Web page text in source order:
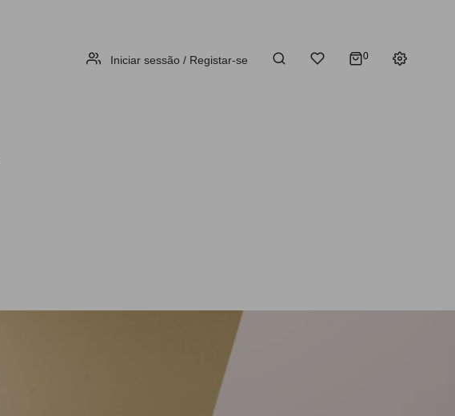
Iniciar sessão / Registar-se 0